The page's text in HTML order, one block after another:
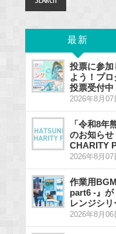
最新
投票に参加
よう！プ
投票受付中
2026年8月07
「令和8年
のお知ら
CHARITY
2026年8月07
作業用
part6 -』が
レンジシリ
2026年8月06